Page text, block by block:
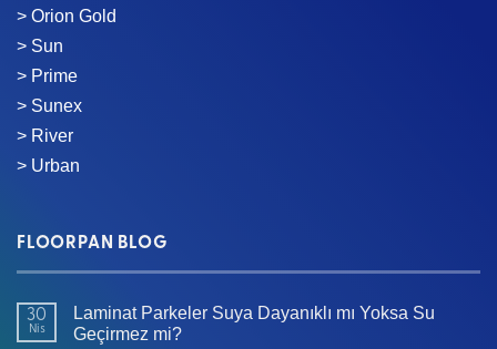
> Orion Gold
> Sun
> Prime
> Sunex
> River
> Urban
FLOORPAN BLOG
30
Nis
Laminat Parkeler Suya Dayanıklı mı Yoksa Su
Geçirmez mi?